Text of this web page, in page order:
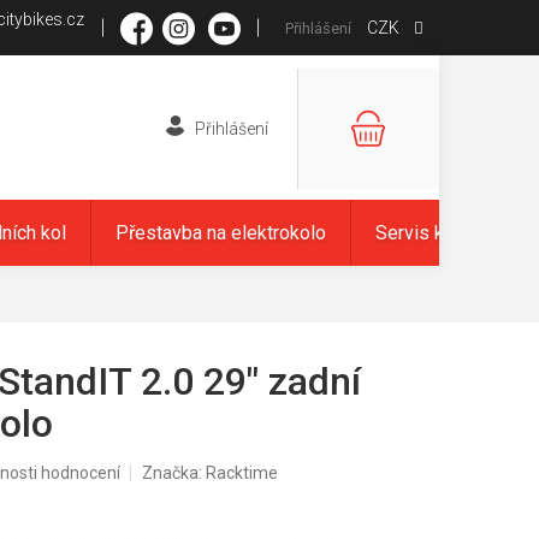
CZK
Přihlášení
NÁKUPNÍ
kol Přestavba na elektrokolo Servis kol
2.0 29" zadní
hodnocení Značka: Racktime